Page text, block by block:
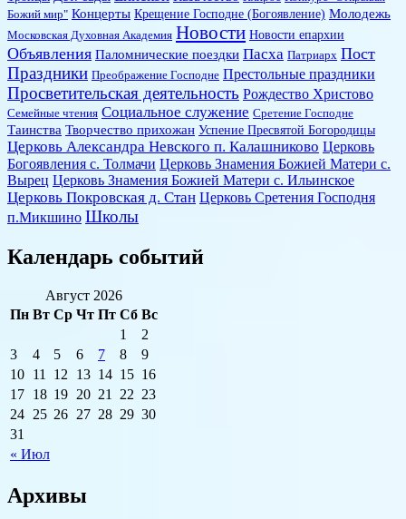
Божий мир" Концерты Крещение Господне (Богоявление) Молодежь
Московская Духовная Академия Новости Новости епархии
Объявления Паломнические поездки Пасха Патриарх Пост
Праздники Преображение Господне Престольные праздники
Просветительская деятельность Рождество Христово
Семейные чтения Социальное служение Сретение Господне
Таинства Творчество прихожан Успение Пресвятой Богородицы
Церковь Александра Невского п. Калашниково Церковь
Богоявления с. Толмачи Церковь Знамения Божией Матери с.
Вырец Церковь Знамения Божией Матери с. Ильинское
Церковь Покровская д. Стан Церковь Сретения Господня
п.Микшино Школы
Календарь событий
Август 2026
Пн Вт Ср Чт Пт Сб Вс
« Июл
1
2
3
4 5 6 7 8
9
10 11 12 13 14 15 16
17 18 19 20 21 22 23
24 25 26 27 28 29 30
31
Архивы